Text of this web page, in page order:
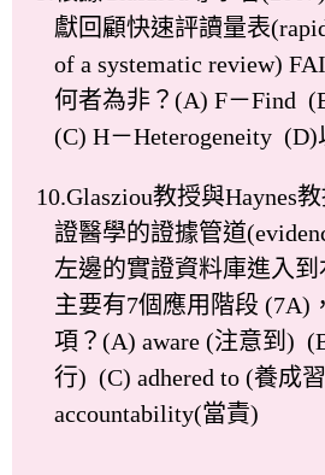
獻回顧快速評讀量表
of a systematic review)
何者為非？(A) F－Find
(C) H－Heterogeneity
10.Glasziou教授與Haynes
證醫學的證據管道
左邊的實證資料庫進入到
主要有7個應用階段 (7A)
項？(A) aware (注意到)
行) (C) adhered to (養成
accountability(當責)